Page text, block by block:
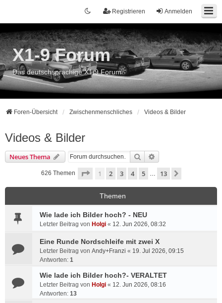
Anmelden
Registrieren
X1-9 Forum
Das deutschsprachige X1/9 Forum
Foren-Übersicht Zwischenmenschliches Videos & Bilder
Videos & Bilder
Neues Thema Suche
626 Themen Seite 1von 13
1 2 3 4 5 … 13
Themen
Wie lade ich Bilder hoch? - NEU
Letzter Beitrag von Holgi « 12. Jun 2026, 08:32
Eine Runde Nordschleife mit zwei X
Letzter Beitrag von Andy+Franzi « 19. Jul 2026, 09:15
Antworten: 1
Wie lade ich Bilder hoch?- VERALTET
Letzter Beitrag von Holgi « 12. Jun 2026, 08:16
Antworten: 13